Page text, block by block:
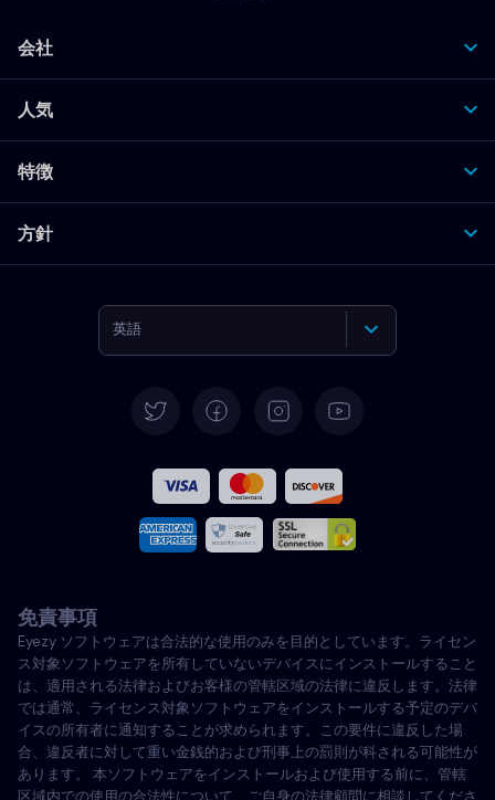
会社
人気
特徴
方針
英語
フランス語
イタリア語
トルコ語
ポーランド語
免責事項
Eyezy ソフトウェアは合法的な使用のみを目的としています。ライセン
ス対象ソフトウェアを所有していないデバイスにインストールすること
は、適用される法律およびお客様の管轄区域の法律に違反します。法律
では通常、ライセンス対象ソフトウェアをインストールする予定のデバ
イスの所有者に通知することが求められます。この要件に違反した場
合、違反者に対して重い金銭的および刑事上の罰則が科される可能性が
あります。 本ソフトウェアをインストールおよび使用する前に、管轄
区域内での使用の合法性について、ご自身の法律顧問に相談してくださ